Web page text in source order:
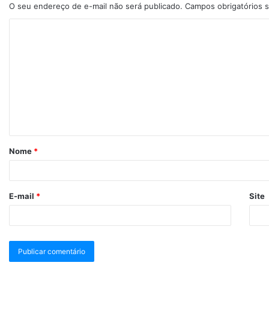
O seu endereço de e-mail não será publicado. Campos obrigatórios
Nome *
E-mail * Site